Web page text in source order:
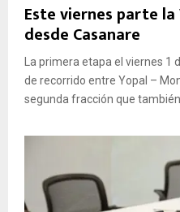
Este viernes parte
desde Casanare
La primera etapa el viernes 1
de recorrido entre Yopal –
segunda fracción que